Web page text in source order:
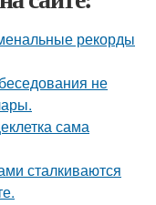
рекорды
не
сама
сталкиваются